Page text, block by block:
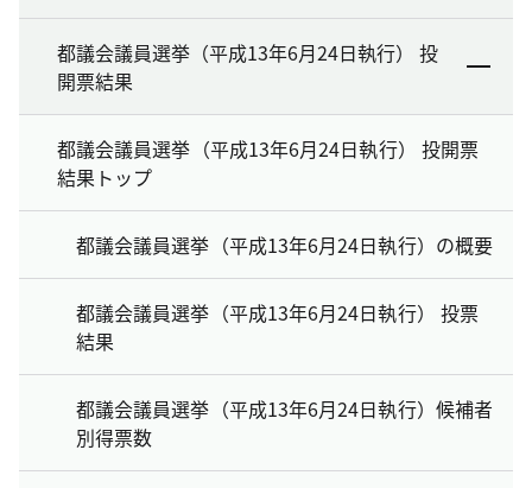
都議会議員選挙（平成13年6月24日執行） 投
開票結果
都議会議員選挙（平成13年6月24日執行） 投開票
結果トップ
都議会議員選挙（平成13年6月24日執行）の概要
都議会議員選挙（平成13年6月24日執行） 投票
結果
都議会議員選挙（平成13年6月24日執行）候補者
別得票数